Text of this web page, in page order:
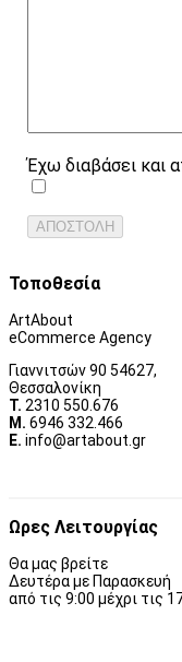
Τοποθεσία
ArtAbout
eCommerce Agency
Γιαννιτσών 90 54627,
Θεσσαλονίκη
Τ. 2310 550.676
Μ. 6946 332.466
Ε. info@artabout.gr
Ωρες Λειτουργίας
Θα μας βρείτε
Δευτέρα με Παρασκευή
από τις 9:00 μέχρι τις
Έχω διαβάσει και